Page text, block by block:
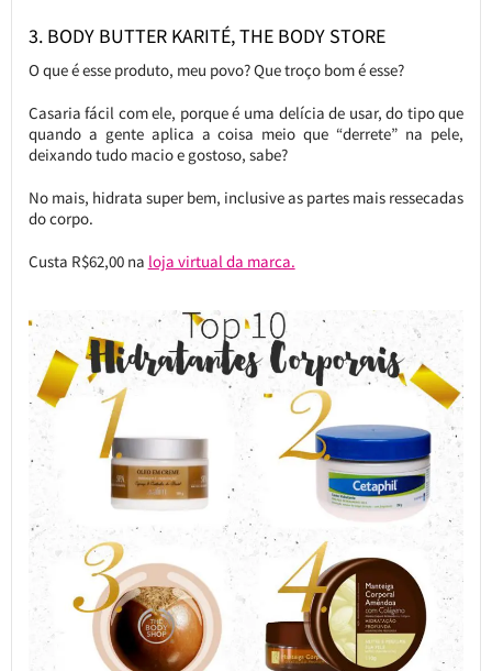
3. BODY BUTTER KARITÉ, THE BODY STORE
O que é esse produto, meu povo? Que troço bom é esse?
Casaria fácil com ele, porque é uma delícia de usar, do tipo que
quando a gente aplica a coisa meio que “derrete” na pele,
deixando tudo macio e gostoso, sabe?
No mais, hidrata super bem, inclusive as partes mais ressecadas
do corpo.
Custa R$62,00 na loja virtual da marca.